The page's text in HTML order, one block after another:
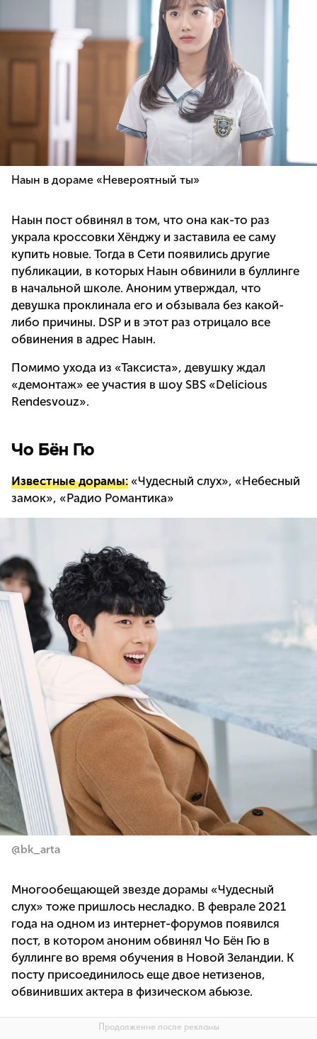
Наын в дораме «Невероятный ты»
Наын пост обвинял в том, что она как-то раз
украла кроссовки Хёнджу и заставила ее саму
купить новые. Тогда в Сети появились другие
публикации, в которых Наын обвинили в буллинге
в начальной школе. Аноним утверждал, что
девушка проклинала его и обзывала без какой-
либо причины. DSP и в этот раз отрицало все
обвинения в адрес Наын.
Помимо ухода из «Таксиста», девушку ждал
«демонтаж» ее участия в шоу SBS «Delicious
Rendesvouz».
Чо Бён Гю
Известные дорамы: «Чудесный слух», «Небесный
замок», «Радио Романтика»
@bk_arta
Многообещающей звезде дорамы «Чудесный
слух» тоже пришлось несладко. В феврале 2021
года на одном из интернет-форумов появился
пост, в котором аноним обвинял Чо Бён Гю в
буллинге во время обучения в Новой Зеландии. К
посту присоединилось еще двое нетизенов,
обвинивших актера в физическом абьюзе.